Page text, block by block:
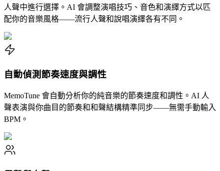
人聲中進行選擇。AI 會調整演唱技巧、音色和演繹方式以匹
配你的音樂風格——流行人聲和說唱演繹各有不同。
自動偵測節奏速度與調性
MemoTune 會自動分析你的純音樂的節奏速度和調性。AI 人
聲表演與你曲目的節奏和和聲結構精準同步——無需手動輸入
BPM。